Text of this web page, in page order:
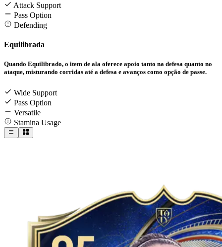
Attack Support
Pass Option
Defending
Equilibrada
Quando Equilibrado, o item de ala oferece apoio tanto na defesa quanto no
ataque, misturando corridas até a defesa e avanços como opção de passe.
Wide Support
Pass Option
Versatile
Stamina Usage